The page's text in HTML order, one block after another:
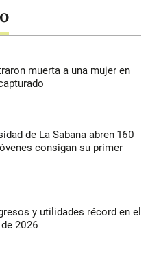
muerta a una mujer en
de La Sabana abren 160
consigan su primer
y utilidades récord en el
2026